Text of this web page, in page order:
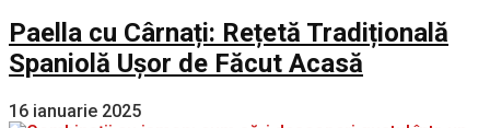
Paella cu Cârnați: Rețetă Tradițională
Spaniolă Ușor de Făcut Acasă
16 ianuarie 2025